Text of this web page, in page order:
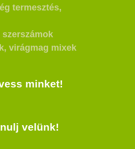
termesztés,
virágmag mixek
minket!
velünk!